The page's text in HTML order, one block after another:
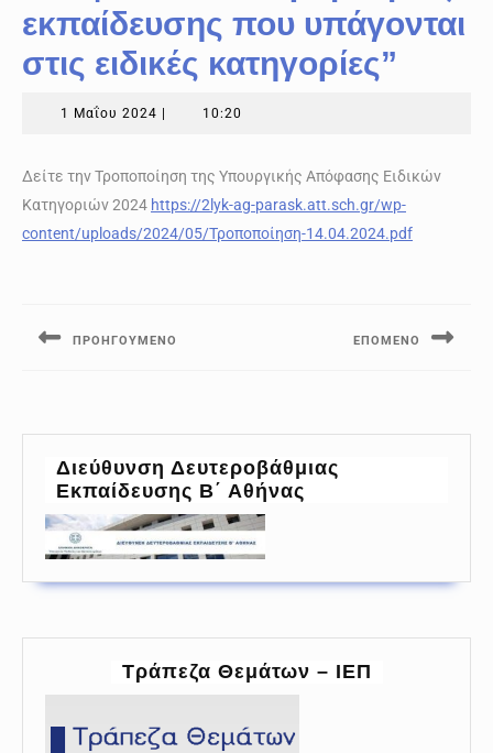
εκπαίδευσης που υπάγονται
στις ειδικές κατηγορίες”
1 Μαΐου 2024 1
10:20
Δείτε την Τροποποίηση της Υπουργικής Απόφασης Ειδικών
Κατηγοριών 2024 https://2lyk-ag-parask.att.sch.gr/wp-
content/uploads/2024/05/Τροποποίηση-14.04.2024.pdf
ΠΡΟΗΓΟΎΜΕΝΟ ΕΠΌΜΕΝΟ
Διεύθυνση Δευτεροβάθμιας
Εκπαίδευσης Β΄ Αθήνας
Τράπεζα Θεμάτων – ΙΕΠ